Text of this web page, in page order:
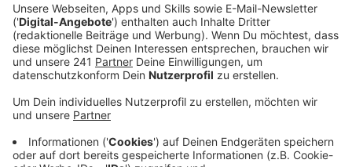
Ein Promi, keine Fragen und fünf
Gegenstände
Anzeige
Wenn ein Popstar, Comedian, Schauspieler oder
Politiker bei uns zu Besuch ist, stellt er sich auch dem